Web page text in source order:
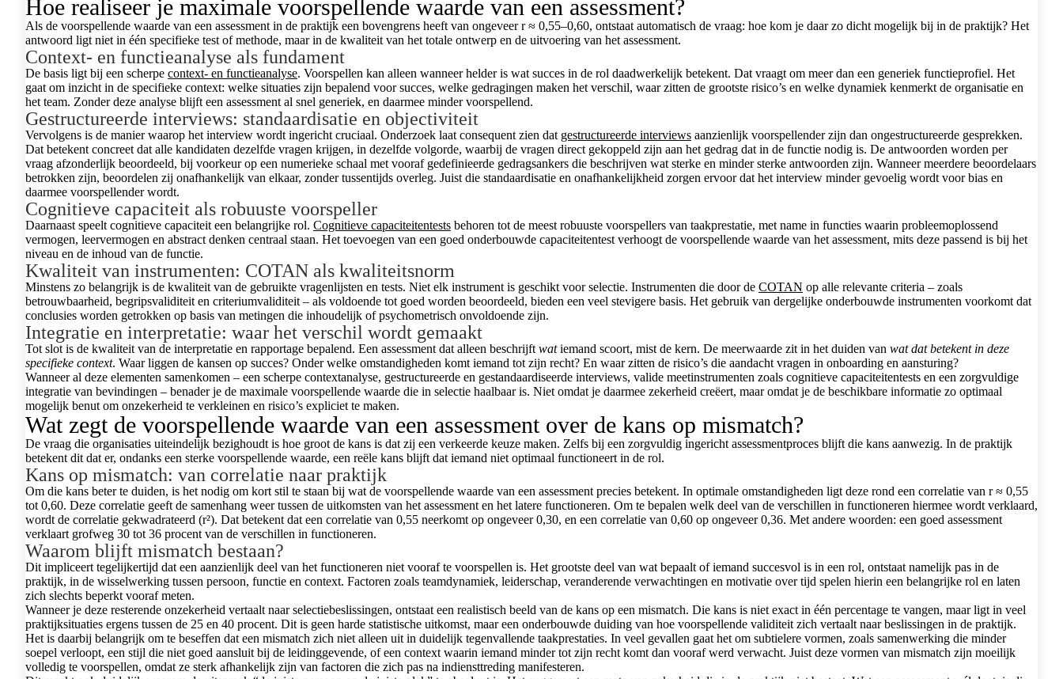
Hoe realiseer je maximale voorspellende waarde van een assessment?
Als de voorspellende waarde van een assessment in de praktijk een bovengrens heeft van ongeveer r ≈ 0,55–0,60, ontstaat automatisch de vraag: hoe kom je daar zo dicht mogelijk bij in de praktijk? Het
antwoord ligt niet in één specifieke test of methode, maar in de kwaliteit van het totale ontwerp en de uitvoering van het assessment.
Context- en functieanalyse als fundament
De basis ligt bij een scherpe context- en functieanalyse. Voorspellen kan alleen wanneer helder is wat succes in de rol daadwerkelijk betekent. Dat vraagt om meer dan een generiek functieprofiel. Het
gaat om inzicht in de specifieke context: welke situaties zijn bepalend voor succes, welke gedragingen maken het verschil, waar zitten de grootste risico’s en welke dynamiek kenmerkt de organisatie en
het team. Zonder deze analyse blijft een assessment al snel generiek, en daarmee minder voorspellend.
Gestructureerde interviews: standaardisatie en objectiviteit
Vervolgens is de manier waarop het interview wordt ingericht cruciaal. Onderzoek laat consequent zien dat gestructureerde interviews aanzienlijk voorspellender zijn dan ongestructureerde gesprekken.
Dat betekent concreet dat alle kandidaten dezelfde vragen krijgen, in dezelfde volgorde, waarbij de vragen direct gekoppeld zijn aan het gedrag dat in de functie nodig is. De antwoorden worden per
vraag afzonderlijk beoordeeld, bij voorkeur op een numerieke schaal met vooraf gedefinieerde gedragsankers die beschrijven wat sterke en minder sterke antwoorden zijn. Wanneer meerdere beoordelaars
betrokken zijn, beoordelen zij onafhankelijk van elkaar, zonder tussentijds overleg. Juist die standaardisatie en onafhankelijkheid zorgen ervoor dat het interview minder gevoelig wordt voor bias en
daarmee voorspellender wordt.
Cognitieve capaciteit als robuuste voorspeller
Daarnaast speelt cognitieve capaciteit een belangrijke rol. Cognitieve capaciteitentests behoren tot de meest robuuste voorspellers van taakprestatie, met name in functies waarin probleemoplossend
vermogen, leervermogen en abstract denken centraal staan. Het toevoegen van een goed onderbouwde capaciteitentest verhoogt de voorspellende waarde van het assessment, mits deze passend is bij het
niveau en de inhoud van de functie.
Kwaliteit van instrumenten: COTAN als kwaliteitsnorm
Minstens zo belangrijk is de kwaliteit van de gebruikte vragenlijsten en tests. Niet elk instrument is geschikt voor selectie. Instrumenten die door de COTAN op alle relevante criteria – zoals
betrouwbaarheid, begripsvaliditeit en criteriumvaliditeit – als voldoende tot goed worden beoordeeld, bieden een veel stevigere basis. Het gebruik van dergelijke onderbouwde instrumenten voorkomt dat
conclusies worden getrokken op basis van metingen die inhoudelijk of psychometrisch onvoldoende zijn.
Integratie en interpretatie: waar het verschil wordt gemaakt
Tot slot is de kwaliteit van de interpretatie en rapportage bepalend. Een assessment dat alleen beschrijft watiemand scoort, mist de kern. De meerwaarde zit in het duiden van wat dat betekent in deze
specifieke context. Waar liggen de kansen op succes? Onder welke omstandigheden komt iemand tot zijn recht? En waar zitten de risico’s die aandacht vragen in onboarding en aansturing?
Wanneer al deze elementen samenkomen – een scherpe contextanalyse, gestructureerde en gestandaardiseerde interviews, valide meetinstrumenten zoals cognitieve capaciteitentests en een zorgvuldige
integratie van bevindingen – benader je de maximale voorspellende waarde die in selectie haalbaar is. Niet omdat je daarmee zekerheid creëert, maar omdat je de beschikbare informatie zo optimaal
mogelijk benut om onzekerheid te verkleinen en risico’s expliciet te maken.
Wat zegt de voorspellende waarde van een assessment over de kans op mismatch?
De vraag die organisaties uiteindelijk bezighoudt is hoe groot de kans is dat zij een verkeerde keuze maken. Zelfs bij een zorgvuldig ingericht assessmentproces blijft die kans aanwezig. In de praktijk
betekent dit dat er, ondanks een sterke voorspellende waarde, een reële kans blijft dat iemand niet optimaal functioneert in de rol.
Kans op mismatch: van correlatie naar praktijk
Om die kans beter te duiden, is het nodig om kort stil te staan bij wat de voorspellende waarde van een assessment precies betekent. In optimale omstandigheden ligt deze rond een correlatie van r ≈ 0,55
tot 0,60. Deze correlatie geeft de samenhang weer tussen de uitkomsten van het assessment en het latere functioneren. Om te bepalen welk deel van de verschillen in functioneren hiermee wordt verklaard,
wordt de correlatie gekwadrateerd (r²). Dat betekent dat een correlatie van 0,55 neerkomt op ongeveer 0,30, en een correlatie van 0,60 op ongeveer 0,36. Met andere woorden: een goed assessment
verklaart grofweg 30 tot 36 procent van de verschillen in functioneren.
Waarom blijft mismatch bestaan?
Dit impliceert tegelijkertijd dat een aanzienlijk deel van het functioneren niet vooraf te voorspellen is. Het grootste deel van wat bepaalt of iemand succesvol is in een rol, ontstaat namelijk pas in de
praktijk, in de wisselwerking tussen persoon, functie en context. Factoren zoals teamdynamiek, leiderschap, veranderende verwachtingen en motivatie over tijd spelen hierin een belangrijke rol en laten
zich slechts beperkt vooraf meten.
Wanneer je deze resterende onzekerheid vertaalt naar selectie­beslissingen, ontstaat een realistisch beeld van de kans op een mismatch. Die kans is niet exact in één percentage te vangen, maar ligt in veel
praktijksituaties ergens tussen de 25 en 40 procent. Dit is geen harde statistische uitkomst, maar een onderbouwde duiding van hoe voorspellende validiteit zich vertaalt naar beslissingen in de praktijk.
Het is daarbij belangrijk om te beseffen dat een mismatch zich niet alleen uit in duidelijk tegenvallende taakprestaties. In veel gevallen gaat het om subtielere vormen, zoals samenwerking die minder
soepel verloopt, een stijl die niet goed aansluit bij de leidinggevende, of een context waarin iemand minder tot zijn recht komt dan vooraf werd verwacht. Juist deze vormen van mismatch zijn moeilijk
volledig te voorspellen, omdat ze sterk afhankelijk zijn van factoren die zich pas na indiensttreding manifesteren.